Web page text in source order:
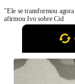
"Ele se transformou
afirmou Ivo sobre Cid